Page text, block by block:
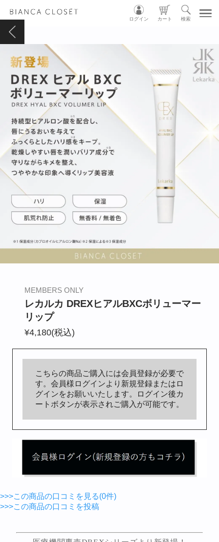
ログイン カート 検索
MEMBERS ONLY
レカルカ DREXヒアルBXCボリューマー
リップ
¥4,180(税込)
こちらの商品ご購入には会員登録が必要で
す。会員様ログインより新規登録またはロ
グインをお願いいたします。ログイン後カ
ートボタンが表示されご購入が可能です。
>>>この商品の口コミを見る(0件)
>>>この商品の口コミを投稿
TOP
MY ACCOUNT
CART
LOGIN
ショップガイド
カテゴリ別
グループ別
INSTAGRAM
BIANCA CLINIC
CONTACT